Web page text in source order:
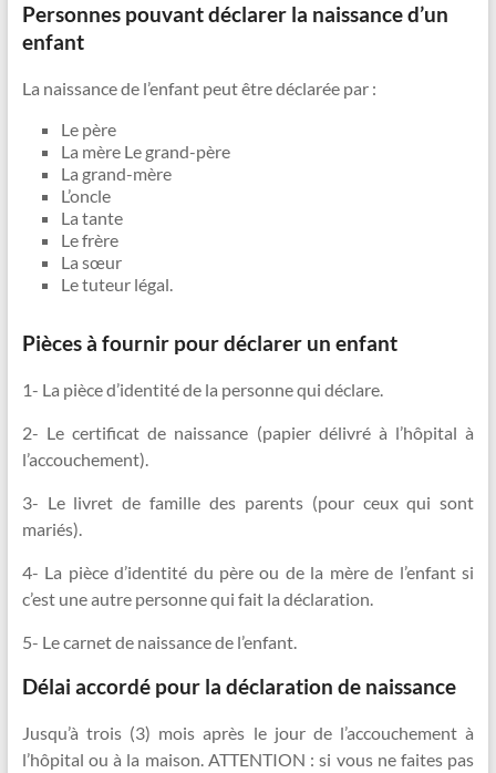
Personnes pouvant déclarer la naissance d’un
enfant
La naissance de l’enfant peut être déclarée par :
Le père
La mère Le grand-père
La grand-mère
L’oncle
La tante
Le frère
La sœur
Le tuteur légal.
Pièces à fournir pour déclarer un enfant
1- La pièce d’identité de la personne qui déclare.
2- Le certificat de naissance (papier délivré à l’hôpital à
l’accouchement).
3- Le livret de famille des parents (pour ceux qui sont
mariés).
4- La pièce d’identité du père ou de la mère de l’enfant si
c’est une autre personne qui fait la déclaration.
5- Le carnet de naissance de l’enfant.
Délai accordé pour la déclaration de naissance
Jusqu’à trois (3) mois après le jour de l’accouchement à
l’hôpital ou à la maison. ATTENTION : si vous ne faites pas